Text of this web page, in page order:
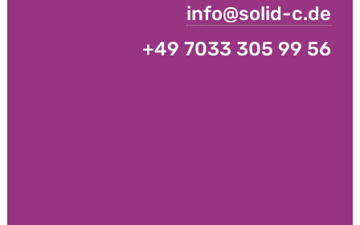
info@solid-c.de
+49 7033 305 99 56